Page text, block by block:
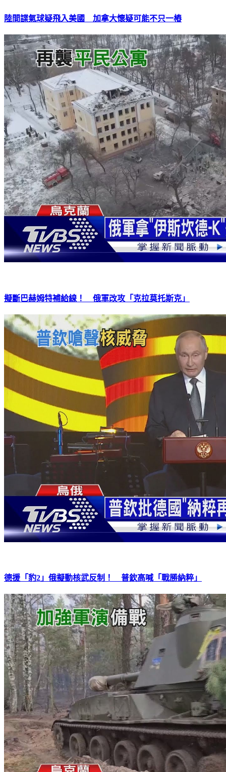
陸間諜氣球疑飛入美國 加拿大懷疑可能不只一樁
擬斷巴赫姆特補給線！ 俄軍改攻「克拉莫托斯克」
德援「豹2」俄擬動核武反制！ 普欽高喊「戰勝納粹」